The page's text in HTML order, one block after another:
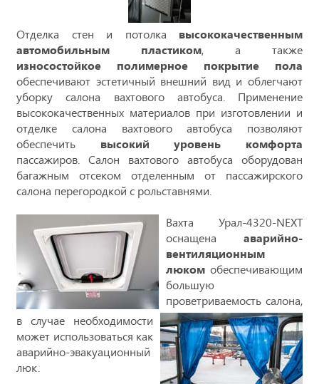
Отделка стен и потолка высококачественным
автомобильным пластиком, а также
износостойкое полимерное покрытие пола
обеспечивают эстетичный внешний вид и облегчают
уборку салона вахтового автобуса. Применение
высококачественных материалов при изготовлении и
отделке салона вахтового автобуса позволяют
обеспечить высокий уровень комфорта
пассажиров. Салон вахтового автобуса оборудован
багажным отсеком отделенным от пассажирского
салона перегородкой с рольставнями.
Вахта Урал-4320-NEXT
оснащена аварийно-
вентиляционным
люком обеспечивающим
большую
проветриваемость салона,
в случае необходимости
может использоваться как
аварийно-эвакуационный
люк.